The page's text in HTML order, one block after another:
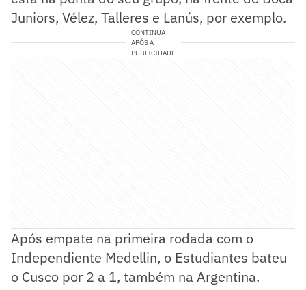
Juniors, Vélez, Talleres e Lanús, por exemplo.
CONTINUA
APÓS A
PUBLICIDADE
Após empate na primeira rodada com o
Independiente Medellin, o Estudiantes bateu
o Cusco por 2 a 1, também na Argentina.